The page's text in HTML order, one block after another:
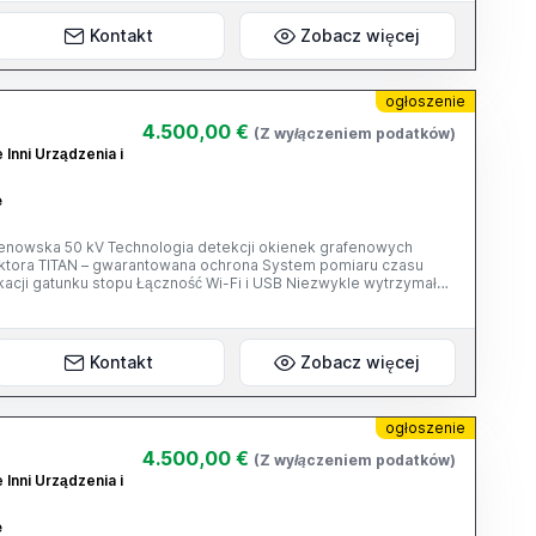
Surftest SJ-310R (Cena: €2650)
(Cena: €5650) Nr: 178-
- Udar HLD+15 (Cena: €950)
na liście, skontaktuj się z nami, aby sprawdzić ich dostępność.
VAT.
Kontakt Zobacz więcej
ogłoszenie
Urządzenia i
4.500,00 € (Z wyłączeniem podatków)
TITAN – gwarantowana ochrona System pomiaru czasu
gatunku stopu Łączność Wi-Fi i USB Niezwykle wytrzymała,
i kalibracje niestandardowe Technologia detekcji
generacji Wyższa częstotliwość i rozdzielczość zliczania
Skontaktuj się z nami już dziś, aby
56 21 59 Telegram: @gwares3
Kontakt Zobacz więcej
ogłoszenie
Urządzenia i
4.500,00 € (Z wyłączeniem podatków)